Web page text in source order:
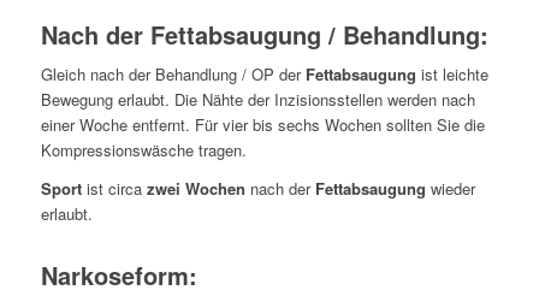
Nach der Fettabsaugung / Behandlung:
Gleich nach der Behandlung / OP der Fettabsaugung ist leichte
Bewegung erlaubt. Die Nähte der Inzisionsstellen werden nach
einer Woche entfernt. Für vier bis sechs Wochen sollten Sie die
Kompressionswäsche tragen.
Sportist circa zwei Wochen nach der Fettabsaugung wieder
erlaubt.
Narkoseform: